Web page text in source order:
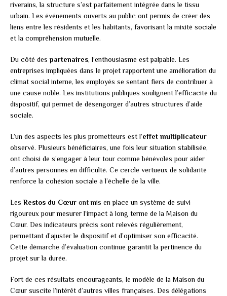
riverains, la structure s’est parfaitement intégrée dans le tissu
urbain. Les événements ouverts au public ont permis de créer des
liens entre les résidents et les habitants, favorisant la mixité sociale
et la compréhension mutuelle.
Du côté des partenaires, l’enthousiasme est palpable. Les
entreprises impliquées dans le projet rapportent une amélioration du
climat social interne, les employés se sentant fiers de contribuer à
une cause noble. Les institutions publiques soulignent l’efficacité du
dispositif, qui permet de désengorger d’autres structures d’aide
sociale.
L’un des aspects les plus prometteurs est l’effet multiplicateur
observé. Plusieurs bénéficiaires, une fois leur situation stabilisée,
ont choisi de s’engager à leur tour comme bénévoles pour aider
d’autres personnes en difficulté. Ce cercle vertueux de solidarité
renforce la cohésion sociale à l’échelle de la ville.
LesRestos du Cœur ont mis en place un système de suivi
rigoureux pour mesurer l’impact à long terme de la Maison du
Cœur. Des indicateurs précis sont relevés régulièrement,
permettant d’ajuster le dispositif et d’optimiser son efficacité.
Cette démarche d’évaluation continue garantit la pertinence du
projet sur la durée.
Fort de ces résultats encourageants, le modèle de la Maison du
Cœur suscite l’intérêt d’autres villes françaises. Des délégations